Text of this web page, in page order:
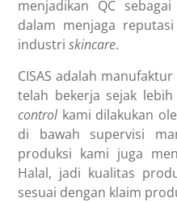
menjadikan QC
dalam menjaga
industriskincare.
CISAS adalah
telah bekerja sejak
controlkami dilakukan
di bawah supervisi
produksi kami juga
Halal, jadi kualitas
sesuai dengan klaim